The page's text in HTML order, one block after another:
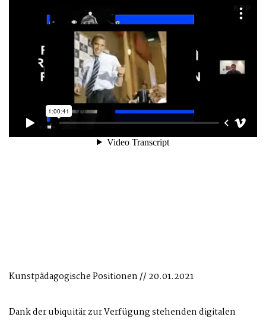
Kunstpädagogische Positionen // 20.01.2021
Dank der ubiquitär zur Verfügung stehenden digitalen